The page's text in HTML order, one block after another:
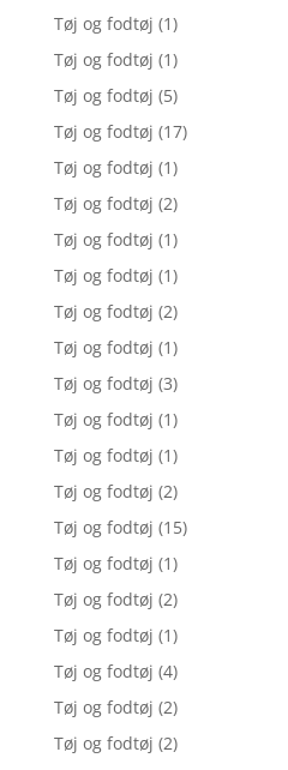
Tøj og fodtøj (1)
Tøj og fodtøj (1)
Tøj og fodtøj (5)
Tøj og fodtøj (17)
Tøj og fodtøj (1)
Tøj og fodtøj (2)
Tøj og fodtøj (1)
Tøj og fodtøj (1)
Tøj og fodtøj (2)
Tøj og fodtøj (1)
Tøj og fodtøj (3)
Tøj og fodtøj (1)
Tøj og fodtøj (1)
Tøj og fodtøj (2)
Tøj og fodtøj (15)
Tøj og fodtøj (1)
Tøj og fodtøj (2)
Tøj og fodtøj (1)
Tøj og fodtøj (4)
Tøj og fodtøj (2)
Tøj og fodtøj (2)